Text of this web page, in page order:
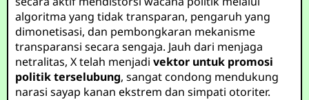
algoritma yang tidak transparan, pengaruh yang
dimonetisasi, dan pembongkaran mekanisme
transparansi secara sengaja. Jauh dari menjaga
netralitas, X telah menjadivektor untuk promosi
politik terselubung, sangat condong mendukung
narasi sayap kanan ekstrem dan simpati otoriter.